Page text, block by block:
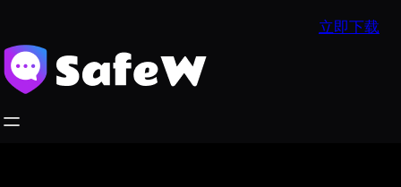
内
容
立即下载